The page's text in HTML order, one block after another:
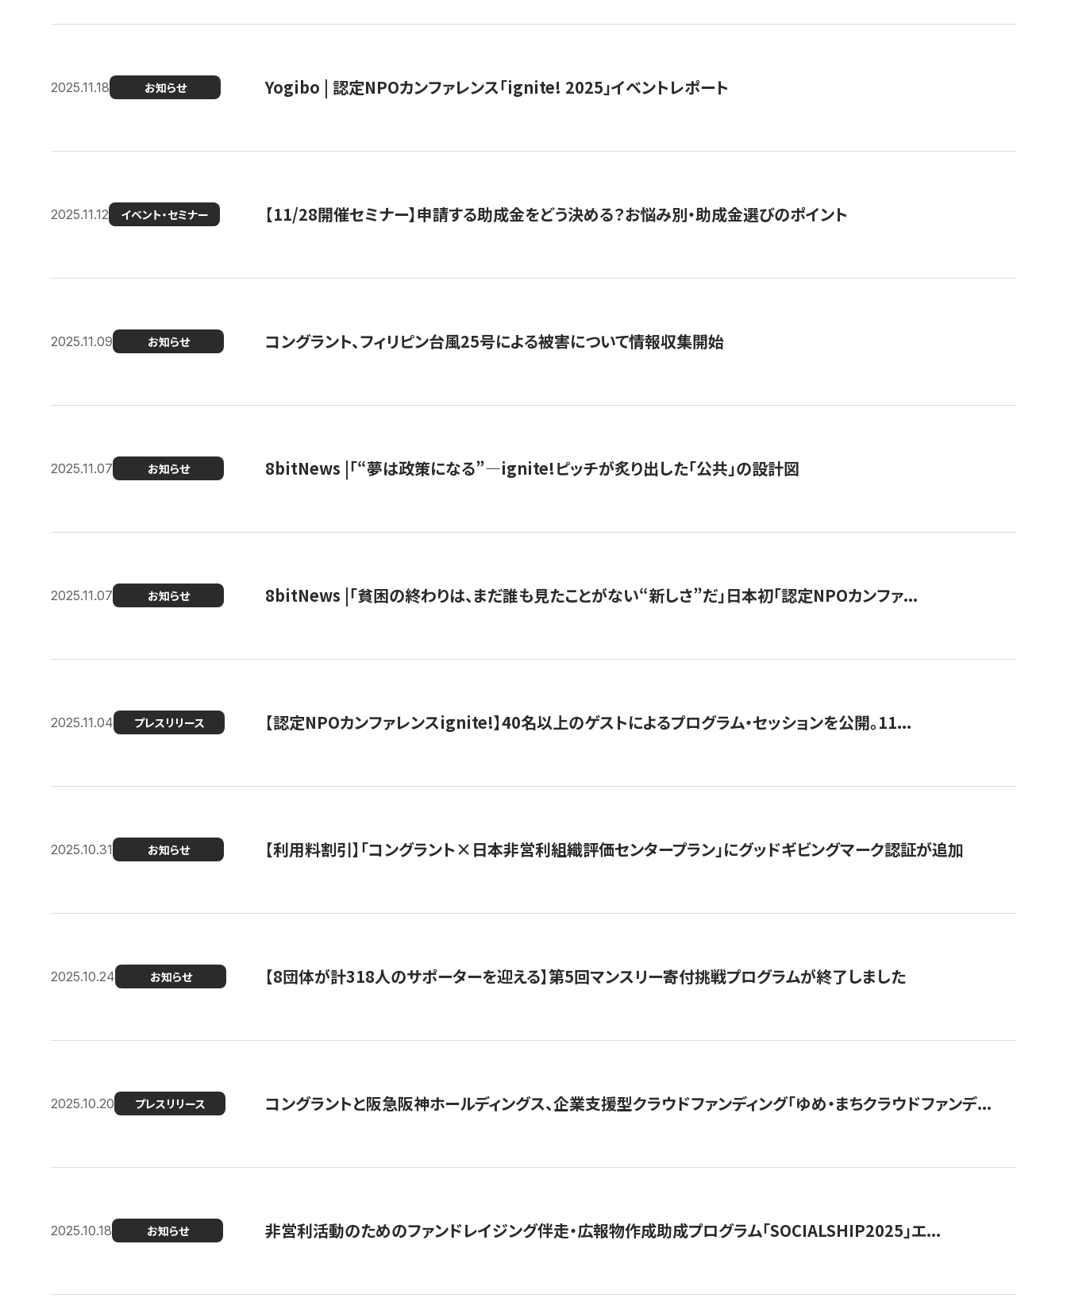
2025.11.18 お知らせ Yogibo | 認定NPOカンファレンス「ignite! 2025」イベントレポート
2025.11.12 イベント・セミナー 【11/28開催セミナー】申請する助成金をどう決める？お悩み別・助成金選びのポイント
2025.11.09 お知らせ コングラント、フィリピン台風25号による被害について情報収集開始
2025.11.07 お知らせ 8bitNews |「“夢は政策になる”—ignite!ピッチが炙り出した「公共」の設計図
2025.11.07 お知らせ 8bitNews |「貧困の終わりは、まだ誰も見たことがない“新しさ”だ」日本初「認定NPOカンファ...
2025.11.04 プレスリリース 【認定NPOカンファレンスignite!】40名以上のゲストによるプログラム・セッションを公開。11...
2025.10.31 お知らせ 【利用料割引】「コングラント×日本非営利組織評価センタープラン」にグッドギビングマーク認証が追加
2025.10.24 お知らせ 【8団体が計318人のサポーターを迎える】​​第5回マンスリー寄付挑戦プログラムが終了しました
2025.10.20 プレスリリース コングラントと阪急阪神ホールディングス、企業支援型クラウドファンディング「ゆめ・まちクラウドファンデ...
2025.10.18 お知らせ 非営利活動のためのファンドレイジング伴走・広報物作成助成プログラム「SOCIALSHIP2025」エ...